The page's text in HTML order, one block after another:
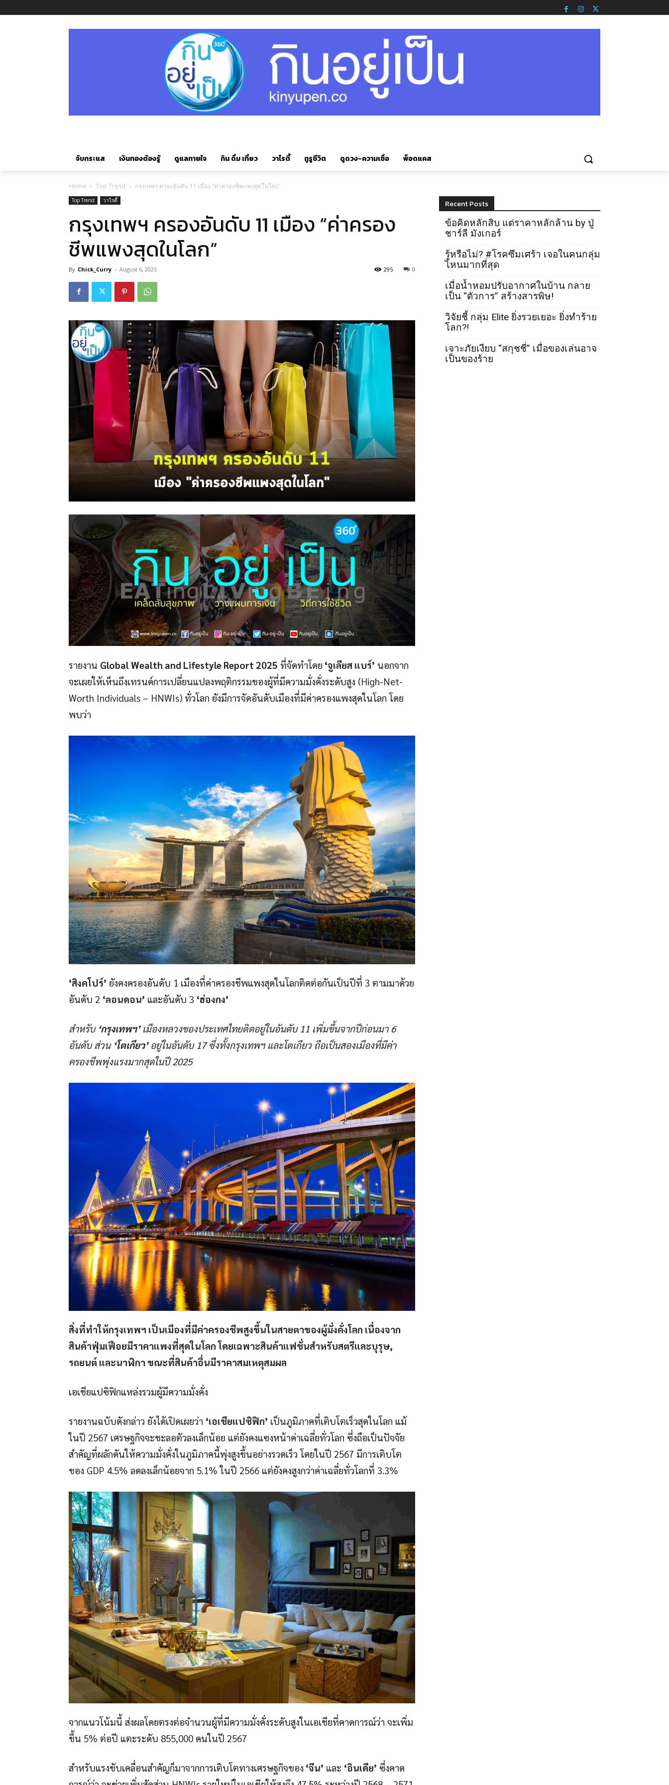
จับกระแส เงินทองต้องรู้ ดูแลกายใจ กิน ดื่ม เที่ยว วาไรตี้ กูรูชีวิต ดูดวง-ความเชื่อ พ็อดแคส
Home Top Trend กรุงเทพฯ ครองอันดับ 11 เมือง “ค่าครองชีพแพงสุดในโลก”
Top Trend วาไรตี้
กรุงเทพฯ ครองอันดับ 11 เมือง “ค่าครอง
ชีพแพงสุดในโลก”
By Chick_Curry - August 6, 2025 0
295
รายงาน Global Wealth and Lifestyle Report 2025 ที่จัดทำโดย ‘จูเลียส แบร์’ นอกจาก
จะเผยให้เห็นถึงเทรนด์การเปลี่ยนแปลงพฤติกรรมของผู้ที่มีความมั่งคั่งระดับสูง (High-Net-
Worth Individuals – HNWIs) ทั่วโลก ยังมีการจัดอันดับเมืองที่มีค่าครองแพงสุดในโลก โดย
พบว่า
‘สิงคโปร์’ ยังคงครองอันดับ 1 เมืองที่ค่าครองชีพแพงสุดในโลกติดต่อกันเป็นปีที่ 3 ตามมาด้วย
อันดับ 2 ‘ลอนดอน’ และอันดับ 3 ‘ฮ่องกง’
สำหรับ ‘กรุงเทพฯ’ เมืองหลวงของประเทศไทยติดอยู่ในอันดับ 11 เพิ่มขึ้นจากปีก่อนมา 6
อันดับ ส่วน ‘โตเกียว’ อยู่ในอันดับ 17ซึ่งทั้งกรุงเทพฯ และโตเกียว ถือเป็นสองเมืองที่มีค่า
ครองชีพพุ่งแรงมากสุดในปี2025
สิ่งที่ทำให้กรุงเทพฯ เป็นเมืองที่มีค่าครองชีพสูงขึ้นในสายตาของผู้มั่งคั่งโลก เนื่องจาก
สินค้าฟุ่มเฟือยมีราคาแพงที่สุดในโลก โดยเฉพาะสินค้าแฟชั่นสำหรับสตรีและบุรุษ,
รถยนต์ และนาฬิกา ขณะที่สินค้าอื่นมีราคาสมเหตุสมผล
เอเชียแปซิฟิกแหล่งรวมผู้มีความมั่งคั่ง
รายงานฉบับดังกล่าว ยังได้เปิดเผยว่า ‘เอเชียแปซิฟิก’ เป็นภูมิภาคที่เติบโตเร็วสุดในโลก แม้
ในปี 2567 เศรษฐกิจจะชะลอตัวลงเล็กน้อย แต่ยังคงแซงหน้าค่าเฉลี่ยทั่วโลก ซึ่งถือเป็นปัจจัย
สำคัญที่ผลักดันให้ความมั่งคั่งในภูมิภาคนี้พุ่งสูงขึ้นอย่างรวดเร็ว โดยในปี 2567 มีการเติบโต
ของ GDP 4.5% ลดลงเล็กน้อยจาก 5.1% ในปี 2566 แต่ยังคงสูงกว่าค่าเฉลี่ยทั่วโลกที่ 3.3%
จากแนวโน้มนี้ ส่งผลโดยตรงต่อจำนวนผู้ที่มีความมั่งคั่งระดับสูงในเอเชียที่คาดการณ์ว่า จะเพิ่ม
ขึ้น 5% ต่อปี แตะระดับ 855,000 คนในปี 2567
สำหรับแรงขับเคลื่อนสำคัญก็มาจากการเติบโตทางเศรษฐกิจของ ‘จีน’ และ ‘อินเดีย’ ซึ่งคาด
Recent Posts
ข้อคิดหลักสิบ แต่ราคาหลักล้าน by ปู่
ชาร์ลี มังเกอร์
รู้หรือไม่? #โรคซึมเศร้า เจอในคนกลุ่ม
ไหนมากที่สุด
เมื่อน้ำหอมปรับอากาศในบ้าน กลาย
เป็น “ตัวการ” สร้างสารพิษ!
วิจัยชี้ กลุ่ม Elite ยิ่งรวยเยอะ ยิ่งทำร้าย
โลก?!
เจาะภัยเงียบ “สกุชชี่” เมื่อของเล่นอาจ
เป็นของร้าย